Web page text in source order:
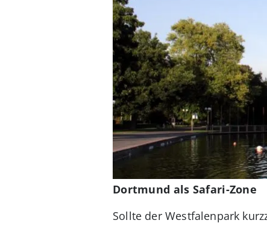
Dortmund als Safari-Zone
Sollte der Westfalenpark